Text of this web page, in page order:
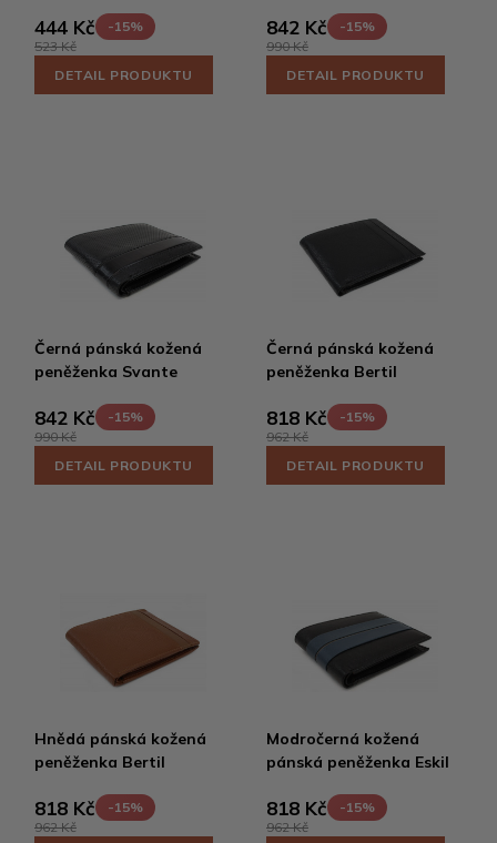
444 Kč
-15%
523 Kč
DETAIL PRODUKTU
842 Kč
-15%
990 Kč
DETAIL PRODUKTU
Černá pánská kožená
peněženka Svante
842 Kč
-15%
990 Kč
DETAIL PRODUKTU
Černá pánská kožená
peněženka Bertil
818 Kč
-15%
962 Kč
DETAIL PRODUKTU
Hnědá pánská kožená
peněženka Bertil
818 Kč
-15%
962 Kč
Modročerná kožená
pánská peněženka Eskil
818 Kč
-15%
962 Kč